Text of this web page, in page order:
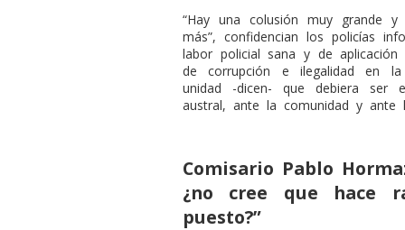
“Hay una colusión muy grande
más”, confidencian los policías
labor policial sana y de
de corrupción e ilegalidad en
unidad -dicen- que debiera
austral, ante la comunidad y ante
Comisario Pablo
¿no cree que hace
puesto?”